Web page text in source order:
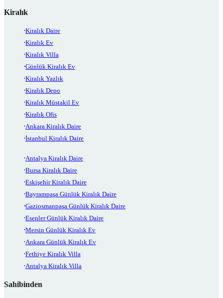
Kiralık
Kiralık Daire
Kiralık Ev
Kiralık Villa
Günlük Kiralık Ev
Kiralık Yazlık
Kiralık Depo
Kiralık Müstakil Ev
Kiralık Ofis
Ankara Kiralık Daire
İstanbul Kiralık Daire
Antalya Kiralık Daire
Bursa Kiralık Daire
Eskişehir Kiralık Daire
Bayrampaşa Günlük Kiralık Daire
Gaziosmanpaşa Günlük Kiralık Daire
Esenler Günlük Kiralık Daire
Mersin Günlük Kiralık Ev
Ankara Günlük Kiralık Ev
Fethiye Kiralık Villa
Antalya Kiralık Villa
Sahibinden